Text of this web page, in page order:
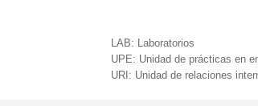
LAB: Laboratorios
UPE: Unidad de prácticas en
URI: Unidad de relaciones